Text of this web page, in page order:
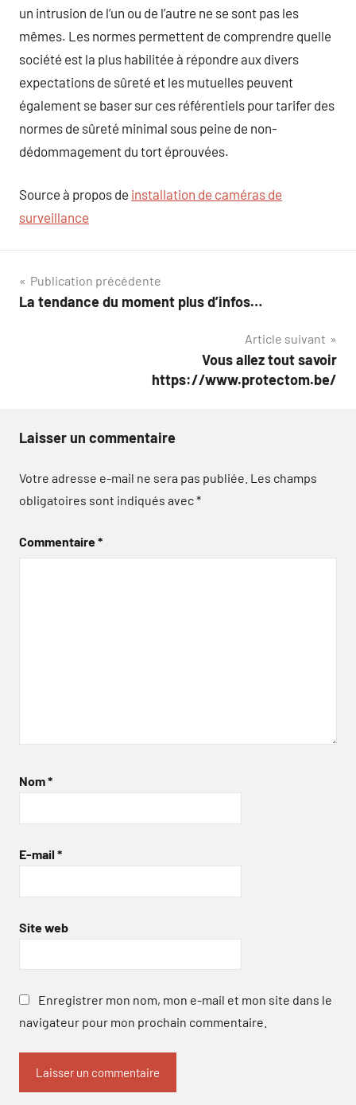
un intrusion de l’un ou de l’autre ne se sont pas les
mêmes. Les normes permettent de comprendre quelle
société est la plus habilitée à répondre aux divers
expectations de sûreté et les mutuelles peuvent
également se baser sur ces référentiels pour tarifer des
normes de sûreté minimal sous peine de non-
dédommagement du tort éprouvées.
Source à propos de installation de caméras de
surveillance
Navigation
de
Publication précédente
La tendance du moment plus d’infos…
Article suivant
Vous allez tout savoir
https://www.protectom.be/
Laisser un commentaire
Votre adresse e-mail ne sera pas publiée. Les champs
obligatoires sont indiqués avec*
Commentaire*
Nom*
E-mail *
Site web
Enregistrer mon nom, mon e-mail et mon site dans le
navigateur pour mon prochain commentaire.